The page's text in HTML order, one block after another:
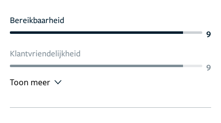
Bereikbaarheid
9
Klantvriendelijkheid
9
Toon meer